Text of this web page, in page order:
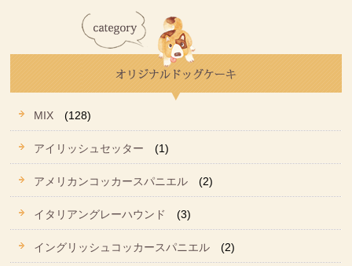
MIX (128)
アイリッシュセッター (1)
アメリカンコッカースパニエル (2)
イタリアングレーハウンド (3)
イングリッシュコッカースパニエル (2)